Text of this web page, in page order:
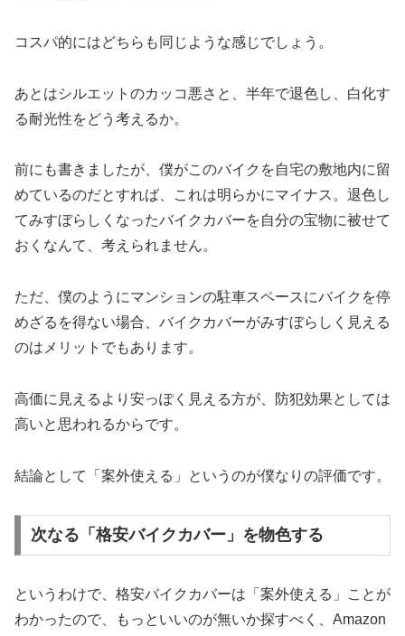
コスパ的にはどちらも同じような感じでしょう。
あとはシルエットのカッコ悪さと、半年で退色し、白化す
る耐光性をどう考えるか。
前にも書きましたが、僕がこのバイクを自宅の敷地内に留
めているのだとすれば、これは明らかにマイナス。退色し
てみすぼらしくなったバイクカバーを自分の宝物に被せて
おくなんて、考えられません。
ただ、僕のようにマンションの駐車スペースにバイクを停
めざるを得ない場合、バイクカバーがみすぼらしく見える
のはメリットでもあります。
高価に見えるより安っぽく見える方が、防犯効果としては
高いと思われるからです。
結論として「案外使える」というのが僕なりの評価です。
次なる「格安バイクカバー」を物色する
というわけで、格安バイクカバーは「案外使える」ことが
わかったので、もっといいのが無いか探すべく、Amazon